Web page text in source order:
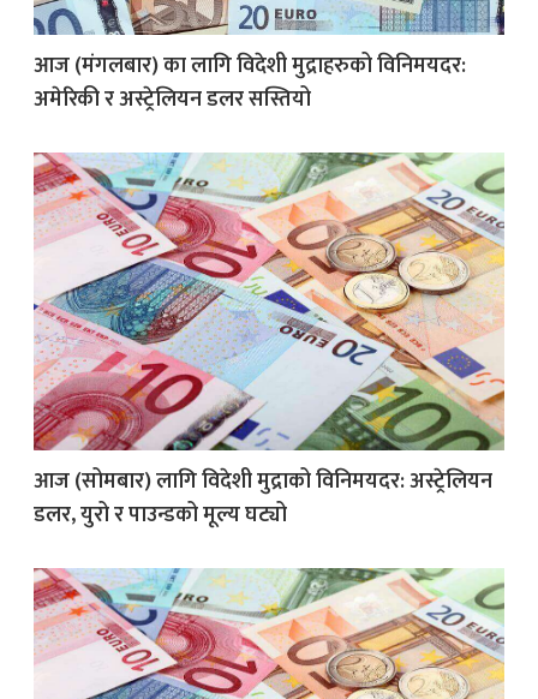
News
आज (मंगलबार) का लागि विदेशी मुद्राहरुको विनिमयदर:
अमेरिकी र अस्ट्रेलियन डलर सस्तियो
आज (सोमबार) लागि विदेशी मुद्राको विनिमयदर: अस्ट्रेलियन
डलर, युरो र पाउन्डको मूल्य घट्यो